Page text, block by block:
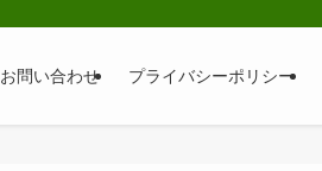
お問い合わせ プライバシーポリシー